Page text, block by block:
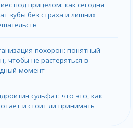
под прицелом: как сегодня
зубы без страха и лишних
похорон: понятный
чтобы не растеряться в
момент
сульфат: что это, как
и стоит ли принимать